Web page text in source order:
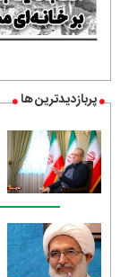
پربازدیدترین ها